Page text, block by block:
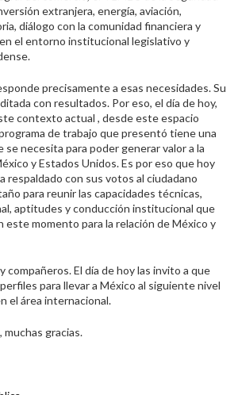
extranjera, energía, aviación,
diálogo con la comunidad financiera y
el entorno institucional legislativo y
precisamente a esas necesidades. Su
con resultados. Por eso, el día de hoy,
contexto actual , desde este espacio
de trabajo que presentó tiene una
se necesita para poder generar valor a la
y Estados Unidos. Es por eso que hoy
respaldado con sus votos al ciudadano
para reunir las capacidades técnicas,
aptitudes y conducción institucional que
este momento para la relación de México y
compañeros. El día de hoy las invito a que
para llevar a México al siguiente nivel
el área internacional.
gracias.